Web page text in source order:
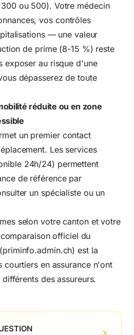
ou 500). Votre médecin
vos contrôles
— une valeur
de prime (8-15 %) reste
exposer au risque d'une
dépasserez de toute
réduite ou en zone
un premier contact
Les services
24h/24) permettent
de référence par
un spécialiste ou un
selon votre canton et votre
officiel du
priminfo.admin.ch) est la
en assurance n'ont
des assureurs.